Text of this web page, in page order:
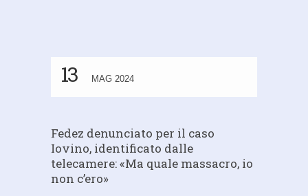
13 MAG 2024
Fedez denunciato per il caso
Iovino, identificato dalle
telecamere: «Ma quale massacro, io
non c’ero»